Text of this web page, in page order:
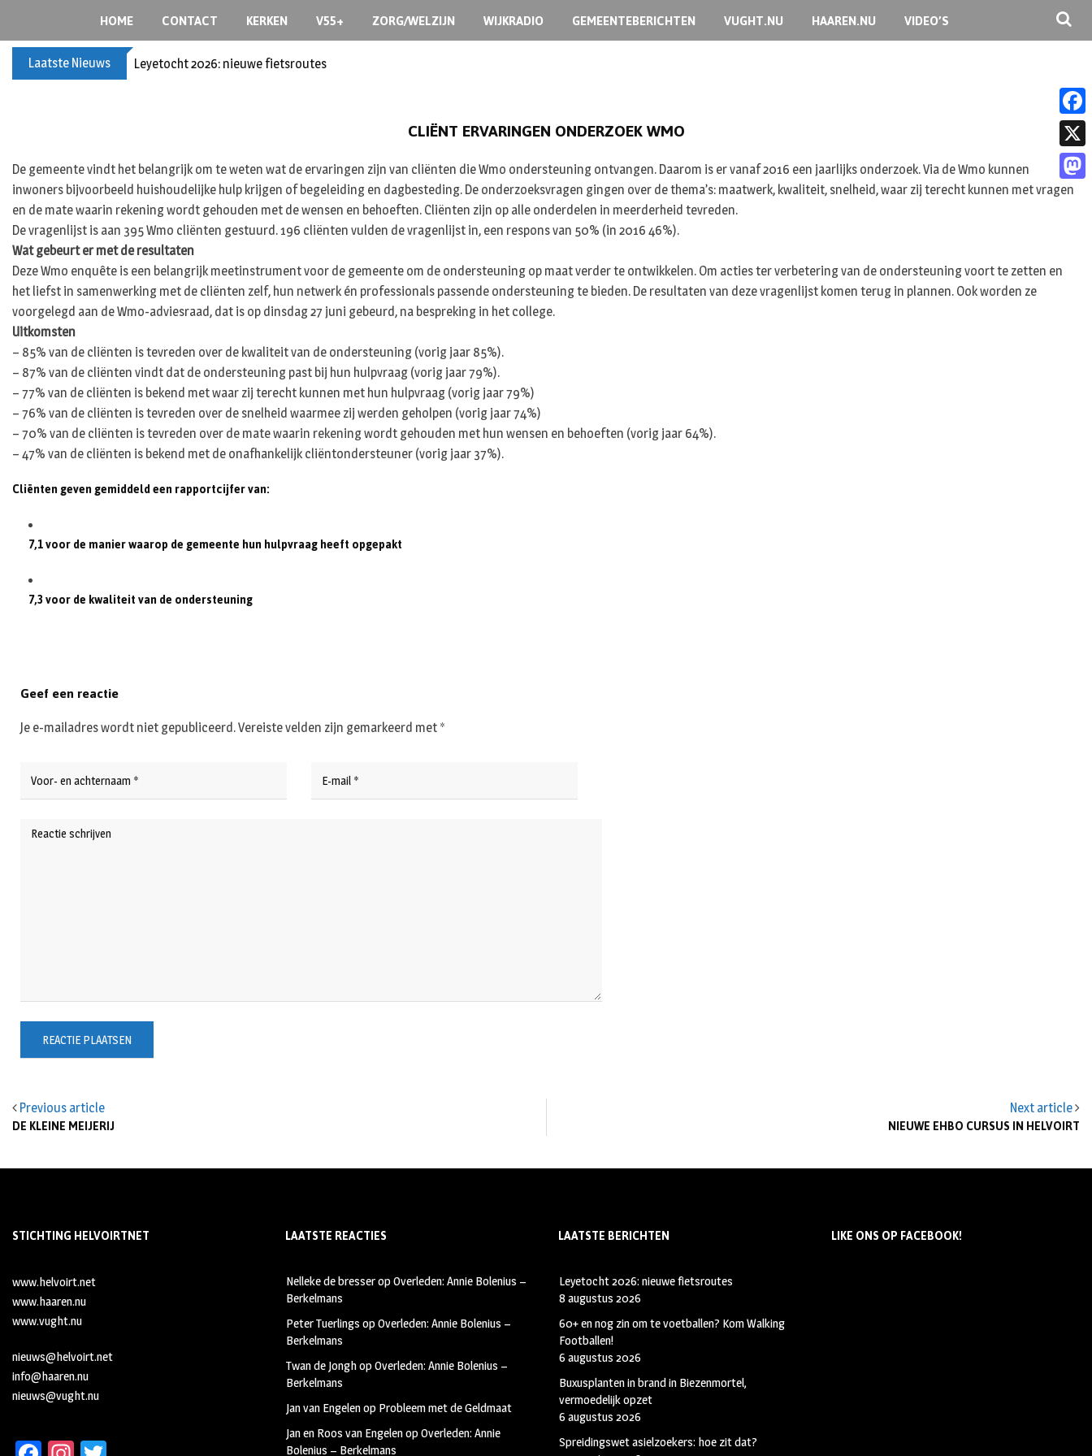
HOME CONTACT KERKEN V55+ ZORG/WELZIJN WIJKRADIO GEMEENTEBERICHTEN VUGHT.NU HAAREN.NU VIDEO’S
Laatste Nieuws Leyetocht 2026: nieuwe fietsroutes
CLIËNT ERVARINGEN ONDERZOEK WMO
De gemeente vindt het belangrijk om te weten wat de ervaringen zijn van cliënten die Wmo ondersteuning ontvangen. Daarom is er vanaf 2016 een jaarlijks onderzoek. Via de Wmo kunnen
inwoners bijvoorbeeld huishoudelijke hulp krijgen of begeleiding en dagbesteding. De onderzoeksvragen gingen over de thema’s: maatwerk, kwaliteit, snelheid, waar zij terecht kunnen met vragen
en de mate waarin rekening wordt gehouden met de wensen en behoeften. Cliënten zijn op alle onderdelen in meerderheid tevreden.
De vragenlijst is aan 395 Wmo cliënten gestuurd. 196 cliënten vulden de vragenlijst in, een respons van 50% (in 2016 46%).
Wat gebeurt er met de resultaten
Deze Wmo enquête is een belangrijk meetinstrument voor de gemeente om de ondersteuning op maat verder te ontwikkelen. Om acties ter verbetering van de ondersteuning voort te zetten en
het liefst in samenwerking met de cliënten zelf, hun netwerk én professionals passende ondersteuning te bieden. De resultaten van deze vragenlijst komen terug in plannen. Ook worden ze
voorgelegd aan de Wmo-adviesraad, dat is op dinsdag 27 juni gebeurd, na bespreking in het college.
Uitkomsten
– 85% van de cliënten is tevreden over de kwaliteit van de ondersteuning (vorig jaar 85%).
– 87% van de cliënten vindt dat de ondersteuning past bij hun hulpvraag (vorig jaar 79%).
– 77% van de cliënten is bekend met waar zij terecht kunnen met hun hulpvraag (vorig jaar 79%)
– 76% van de cliënten is tevreden over de snelheid waarmee zij werden geholpen (vorig jaar 74%)
– 70% van de cliënten is tevreden over de mate waarin rekening wordt gehouden met hun wensen en behoeften (vorig jaar 64%).
– 47% van de cliënten is bekend met de onafhankelijk cliëntondersteuner (vorig jaar 37%).
Cliënten geven gemiddeld een rapportcijfer van:
7,1 voor de manier waarop de gemeente hun hulpvraag heeft opgepakt
7,3 voor de kwaliteit van de ondersteuning
Previous article
DE KLEINE MEIJERIJ
Next article
NIEUWE EHBO CURSUS IN HELVOIRT
Geef een reactie
Je e-mailadres wordt niet gepubliceerd.Vereiste velden zijn gemarkeerd met *
STICHTING HELVOIRTNET
www.helvoirt.net
www.haaren.nu
www.vught.nu
nieuws@helvoirt.net
info@haaren.nu
nieuws@vught.nu
LAATSTE REACTIES
Nelleke de bresseropOverleden: Annie Bolenius –
Berkelmans
Peter Tuerlings opOverleden: Annie Bolenius –
Berkelmans
Twan de JonghopOverleden: Annie Bolenius –
Berkelmans
Jan van Engelenop Probleem met de Geldmaat
Jan en Roos van EngelenopOverleden: Annie
Bolenius – Berkelmans
LAATSTE BERICHTEN
Leyetocht 2026: nieuwe fietsroutes
8 augustus 2026
60+ en nog zin om te voetballen? Kom Walking
Footballen!
6 augustus 2026
Buxusplanten in brand in Biezenmortel,
vermoedelijk opzet
6 augustus 2026
Spreidingswet asielzoekers: hoe zit dat?
LIKE ONS OP FACEBOOK!
F
a
c
X
M
t